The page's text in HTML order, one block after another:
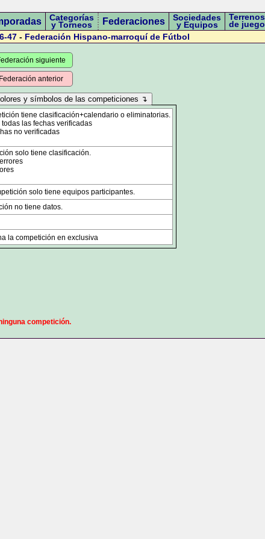
Categorías
y Torneos Federaciones Sociedades
y Equipos
Terrenos
de juego
47 - Federación Hispano-marroquí de Fútbol
siguiente
Federación anterior
tiene clasificación+calendario o eliminatorias.
las fechas verificadas
no verificadas
solo tiene clasificación.
solo tiene equipos participantes.
no tiene datos.
la competición en exclusiva
competición.